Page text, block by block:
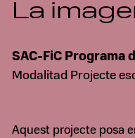
La
SAC-FiC Programa
Modalitad Projecte
Aquest projecte posa